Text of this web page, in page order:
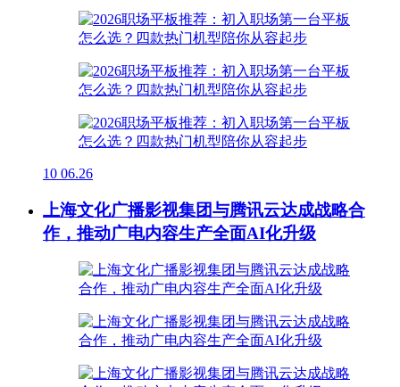
10 06.26
上海文化广播影视集团与腾讯云达成战略合
作，推动广电内容生产全面AI化升级